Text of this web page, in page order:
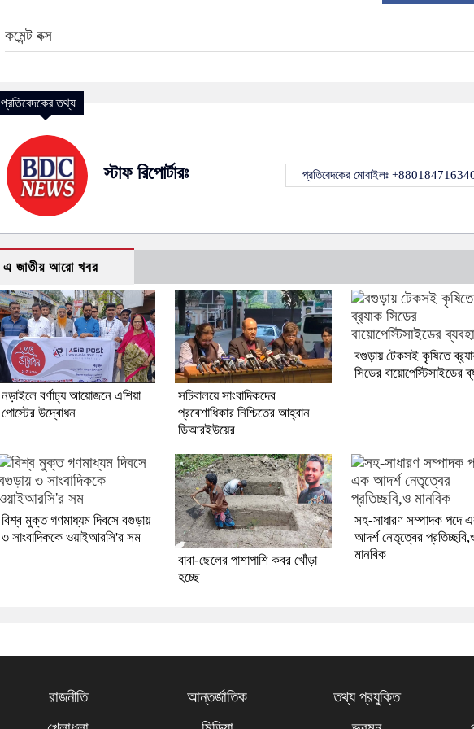
কমেন্ট বক্স
প্রতিবেদকের তথ্য
স্টাফ রিপোর্টারঃ প্রতিবেদকের মোবাইলঃ
এ জাতীয় আরো খবর
নড়াইলে বর্ণাঢ্য আয়োজনে এশিয়া
পোস্টের উদ্বোধন
সচিবালয়ে সাংবাদিকদের
প্রবেশাধিকার নিশ্চিতের আহ্বান
ডিআরইউয়ের
বগুড়ায় টেকসই কৃষিতে
সিডের বায়োপেস্টিসাইডের
বিশ্ব মুক্ত গণমাধ্যম দিবসে বগুড়ায়
৩ সাংবাদিককে ওয়াইআরসি'র সম
বাবা-ছেলের পাশাপাশি কবর খোঁড়া
হচ্ছে
সহ-সাধারণ সম্পাদক পদে
আদর্শ নেতৃত্বের
মানবিক
রাজনীতি আন্তর্জাতিক তথ্য প্রযুক্তি